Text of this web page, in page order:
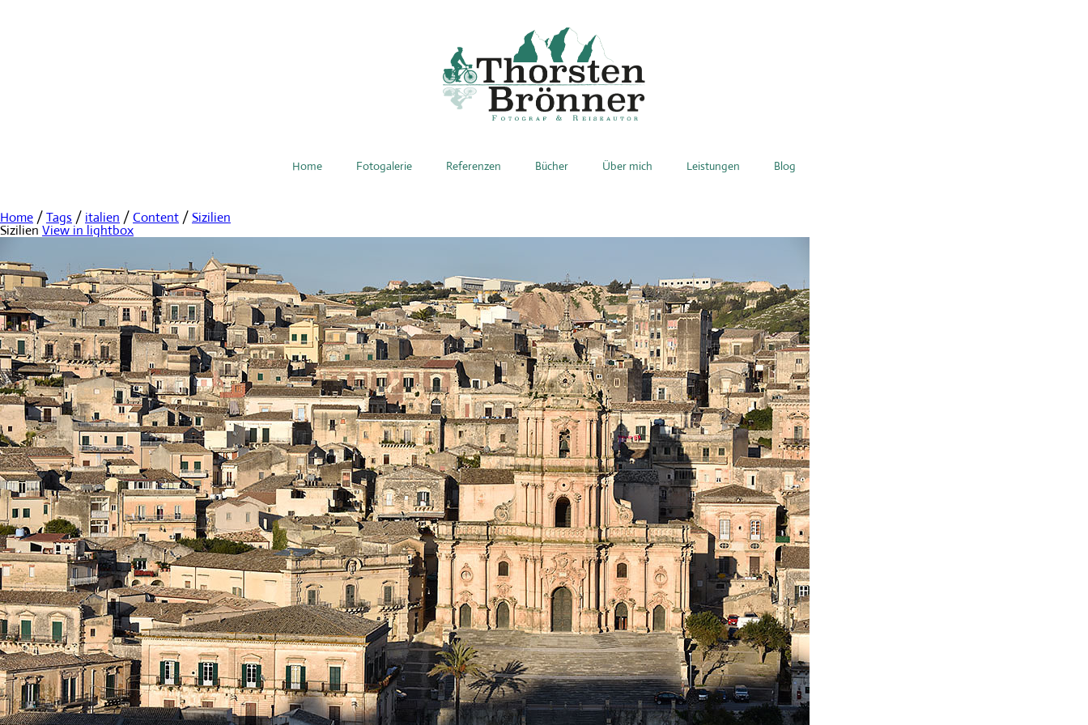
Home Fotogalerie Referenzen Bücher Über mich Leistungen Blog
Home /Tags / italien /Content /Sizilien
Sizilien View in lightbox